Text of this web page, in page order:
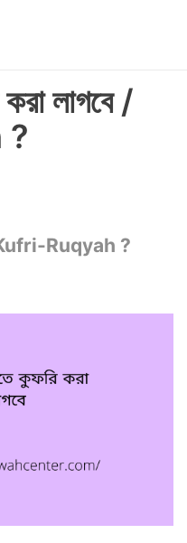
লাগবে /
?
/ Kufri-Ruqyah ?